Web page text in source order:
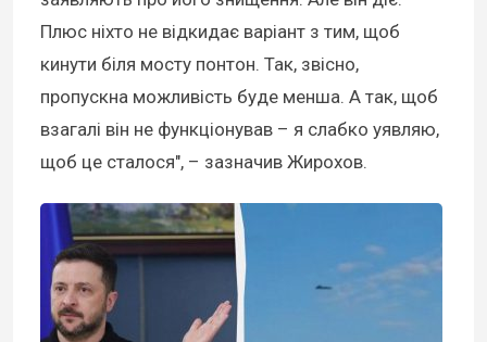
Плюс ніхто не відкидає варіант з тим, щоб
кинути біля мосту понтон. Так, звісно,
пропускна можливість буде менша. А так, щоб
взагалі він не функціонував – я слабко уявляю,
щоб це сталося", – зазначив Жирохов.